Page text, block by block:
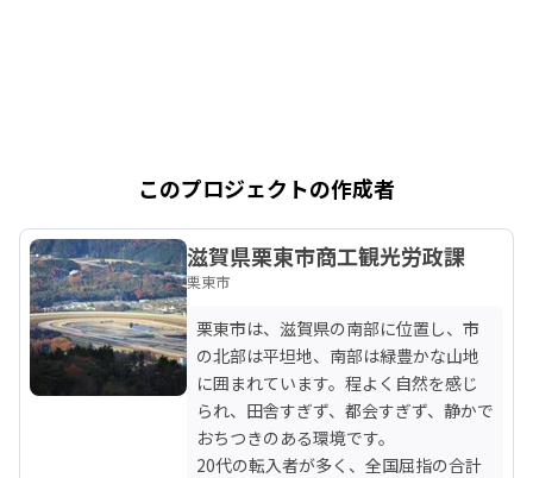
このプロジェクトの作成者
滋賀県栗東市商工観光労政課
栗東市
栗東市は、滋賀県の南部に位置し、市
の北部は平坦地、南部は緑豊かな山地
に囲まれています。程よく自然を感じ
られ、田舎すぎず、都会すぎず、静かで
おちつきのある環境です。
20代の転入者が多く、全国屈指の合計